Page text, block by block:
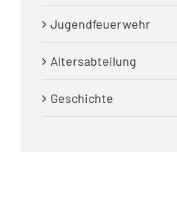
Jugendfeuerwehr
Altersabteilung
Geschichte